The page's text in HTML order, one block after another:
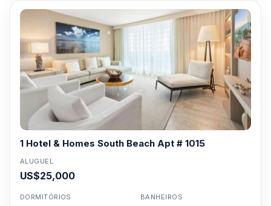
1 Hotel & Homes South Beach Apt # 1015
ALUGUEL
US$25,000
DORMITÓRIOS BANHEIROS